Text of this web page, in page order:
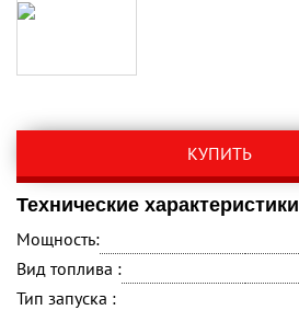
КУПИТЬ
Технические характеристики
Мощность:
Вид топлива :
Тип запуска :